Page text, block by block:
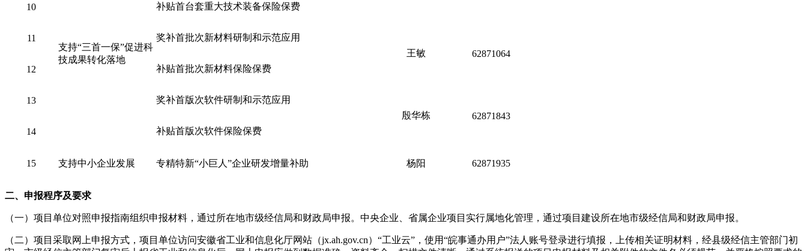
支持“三首一保”促进科
技成果转化落地
10
补贴首台套重大技术装备保险保费
11
奖补首批次新材料研制和示范应用
王敏
62871064
12
补贴首批次新材料保险保费
13
奖补首版次软件研制和示范应用
殷华栋
62871843
14
补贴首版次软件保险保费
15 支持中小企业发展 专精特新“小巨人”企业研发增量补助 杨阳 62871935
二、申报程序及要求
（一）项目单位对照申报指南组织申报材料，通过所在地市级经信局和财政局申报。中央企业、省属企业项目实行属地化管理，通过项目建设所在地市级经信局和财政局申报。
（二）项目采取网上申报方式，项目单位访问安徽省工业和信息化厅网站（jx.ah.gov.cn）“工业云”，使用“皖事通办用户”法人账号登录进行填报，上传相关证明材料，经县级经信主管部门初